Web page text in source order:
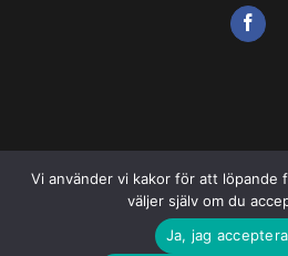
Copyright 2026 ©
Vi använder vi kakor för att löpande
väljer själv om du
Ja, jag